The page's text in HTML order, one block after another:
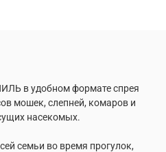
в удобном формате спрея
мошек, слепней, комаров и
насекомых.
семьи во время прогулок,